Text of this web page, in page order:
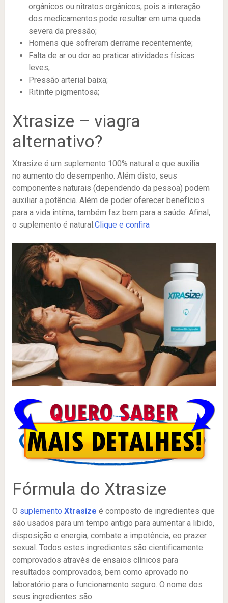
orgânicos ou nitratos orgânicos, pois a interação
dos medicamentos pode resultar em uma queda
severa da pressão;
Homens que sofreram derrame recentemente;
Falta de ar ou dor ao praticar atividades físicas
leves;
Pressão arterial baixa;
Ritinite pigmentosa;
Xtrasize – viagra
alternativo?
Xtrasize é um suplemento 100% natural e que auxilia
no aumento do desempenho. Além disto, seus
componentes naturais (dependendo da pessoa) podem
auxiliar a potência. Além de poder oferecer benefícios
para a vida intíma, também faz bem para a saúde. Afinal,
o suplemento é natural.Clique e confira
Fórmula do Xtrasize
O suplemento Xtrasize é composto de ingredientes que
são usados para um tempo antigo para aumentar a libido,
disposição e energia, combate a impotência, eo prazer
sexual. Todos estes ingredientes são cientificamente
comprovados através de ensaios clínicos para
resultados comprovados, bem como aprovado no
laboratório para o funcionamento seguro. O nome dos
seus ingredientes são: